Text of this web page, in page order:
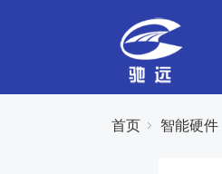
首页 智能硬件